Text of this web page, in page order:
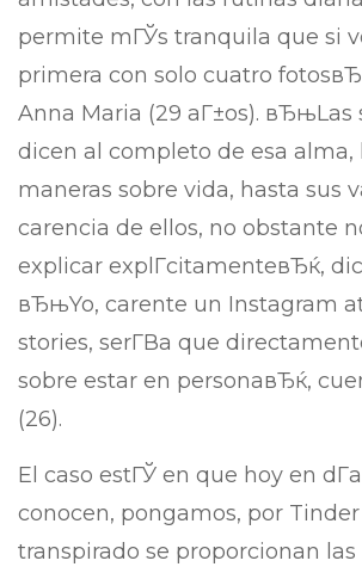
permite mГЎs tranquila que si
primera con solo cuatro
Anna Maria (29 aГ±os). вЂњLas
dicen al completo de esa alma,
maneras sobre vida, hasta sus
carencia de ellos, no obstante
explicar explГ­citamenteвЂќ,
вЂњYo, carente un Instagram
stories, serГ­В­a que
sobre estar en personaвЂќ,
(26).
El caso estГЎ en que hoy en
conocen, pongamos, por
transpirado se proporcionan